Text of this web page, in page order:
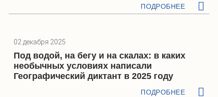
ПОДРОБНЕЕ
02 декабря 2025
Под водой, на бегу и на скалах: в каких
необычных условиях написали
Географический диктант в 2025 году
ПОДРОБНЕЕ